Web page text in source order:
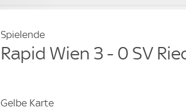
Spielende
Rapid Wien 3 - 0 SV
Gelbe Karte